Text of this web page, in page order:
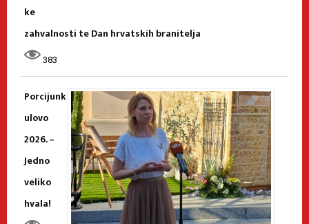
ke
zahvalnosti te Dan hrvatskih branitelja
383
Porcijunk
ulovo
2026. –
Jedno
veliko
hvala!